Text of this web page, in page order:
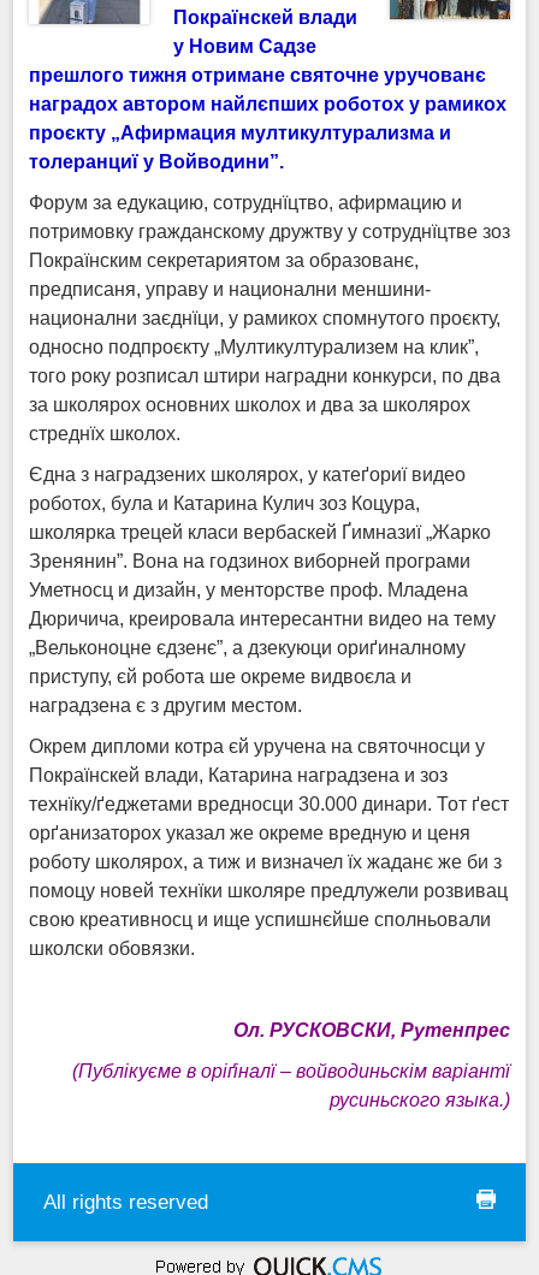
Покраїнскей влади
у Новим Садзе
прешлого тижня отримане святочне уручованє
наградох автором найлєпших роботох у рамикох
проєкту „Афирмация мултикултурализма и
толеранциї у Войводини”.
Форум за едукацию, сотруднїцтво, афирмацию и
потримовку гражданскому дружтву у сотруднїцтве зоз
Покраїнским секретариятом за образованє,
предписаня, управу и национални меншини-
национални заєднїци, у рамикох спомнутого проєкту,
односно подпроєкту „Мултикултурализем на клик”,
того року розписал штири наградни конкурси, по два
за школярох основних школох и два за школярох
стреднїх школох.
Єдна з наградзених школярох, у катеґориї видео
роботох, була и Катарина Кулич зоз Коцура,
школярка трецей класи вербаскей Ґимназиї „Жарко
Зренянин”. Вона на годзинох виборней програми
Уметносц и дизайн, у менторстве проф. Младена
Дюричича, креировала интересантни видео на тему
„Вельконоцне єдзенє”, а дзекуюци ориґиналному
приступу, єй робота ше окреме видвоєла и
наградзена є з другим местом.
Окрем дипломи котра єй уручена на святочносци у
Покраїнскей влади, Катарина наградзена и зоз
технїку/ґеджетами вредносци 30.000 динари. Тот ґест
орґанизаторох указал же окреме вредную и ценя
роботу школярох, а тиж и визначел їх жаданє же би з
помоцу новей технїки школяре предлужели розвивац
свою креативносц и ище успишнєйше сполньовали
школски обовязки.
Oл. РУСКОВСКИ, Рутенпрес
(Публікуєме в оріґіналї – войводиньскім варіантї
русиньского языка.)
All rights reserved print